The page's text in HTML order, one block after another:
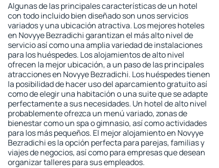
Algunas de las principales características de un hotel
con todo incluido bien diseñado son unos servicios
variados y una ubicación atractiva. Los mejores hoteles
en Novyye Bezradichi garantizan el más alto nivel de
servicio así como una amplia variedad de instalaciones
para los huéspedes. Los alojamientos de alto nivel
ofrecen la mejor ubicación, a un paso de las principales
atracciones en Novyye Bezradichi. Los huéspedes tienen
la posibilidad de hacer uso del aparcamiento gratuito así
como de elegir una habitación o una suite que se adapte
perfectamente a sus necesidades. Un hotel de alto nivel
probablemente ofrezca un menú variado, zonas de
bienestar como un spa o gimnasio, así como actividades
para los más pequeños. El mejor alojamiento en Novyye
Bezradichi es la opción perfecta para parejas, familias y
viajes de negocios, así como para empresas que desean
organizar talleres para sus empleados.